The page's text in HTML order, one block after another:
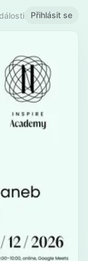
Přihlásit se